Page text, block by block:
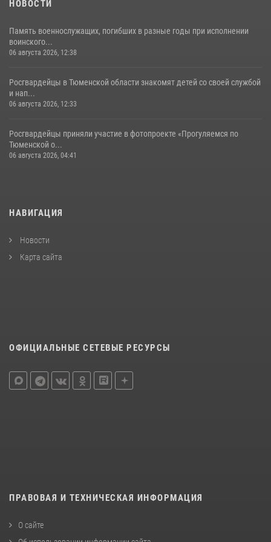
НОВОСТИ
Память военнослужащих, погибших в разные годы при исполнении
воинского...
06 августа 2026, 12:38
Росгвардейцы в Тюменской области знакомят детей со своей службой
и нап...
06 августа 2026, 12:33
Росгвардейцы приняли участие в фотопроекте «Прогуляемся по
Тюменской о...
06 августа 2026, 04:41
НАВИГАЦИЯ
Новости
Карта сайта
ОФИЦИАЛЬНЫЕ СЕТЕВЫЕ РЕСУРСЫ
ПРАВОВАЯ И ТЕХНИЧЕСКАЯ ИНФОРМАЦИЯ
О сайте